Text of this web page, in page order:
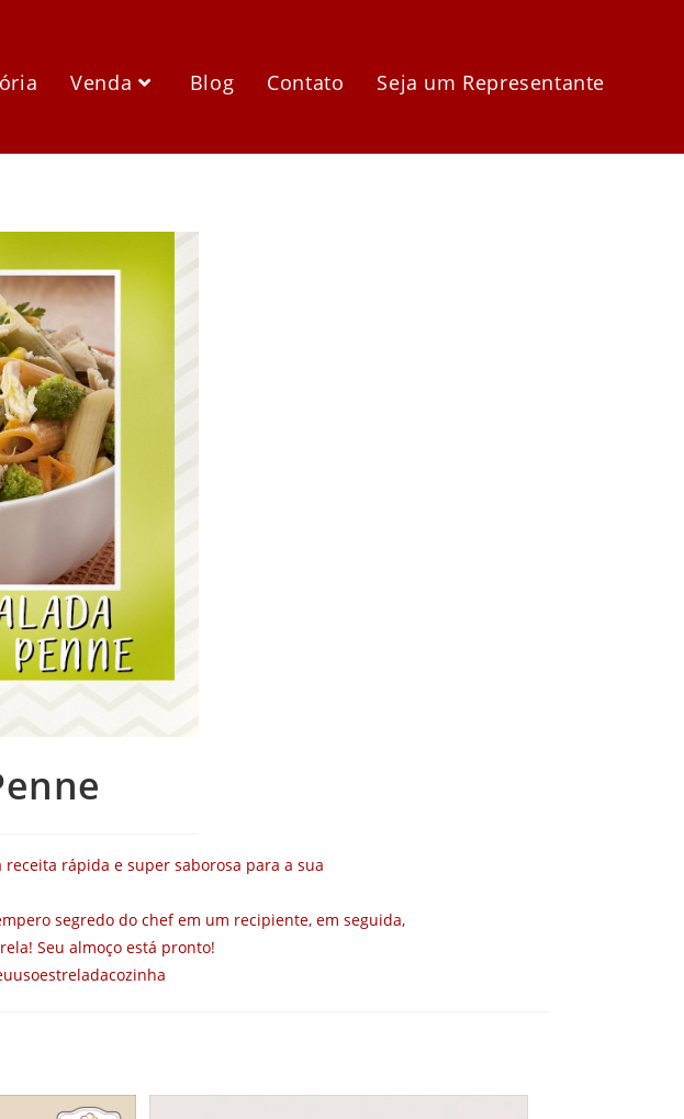
Venda Blog Contato Seja um Representante
receita rápida e super saborosa para a sua
segredo do chef em um recipiente, em seguida,
Seu almoço está pronto!